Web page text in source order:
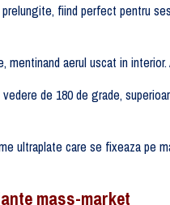
fiind perfect pentru
aerul uscat in
de 180 de grade,
ultraplate care se fixeaza
mass-market